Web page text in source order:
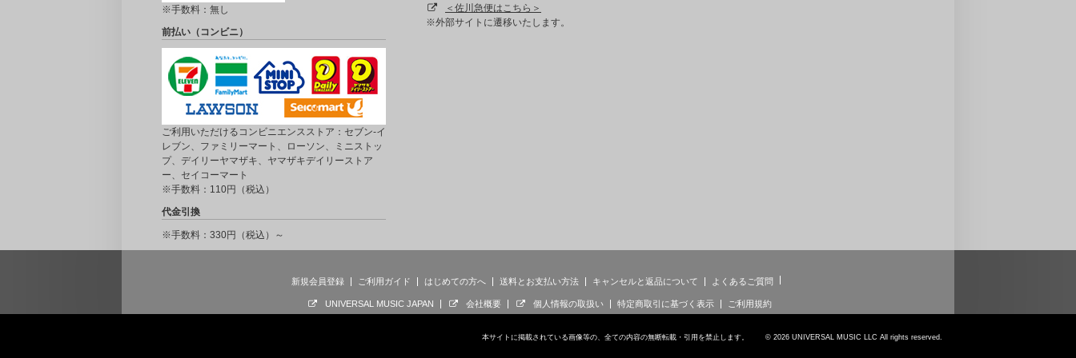
※手数料：無し
前払い（コンビニ）
ご利用いただけるコンビニエンスストア：セブン-イ
レブン、ファミリーマート、ローソン、ミニストッ
プ、デイリーヤマザキ、ヤマザキデイリーストア
ー、セイコーマート
※手数料：110円（税込）
代金引換
※手数料：330円（税込）～
＜佐川急便はこちら＞
※外部サイトに遷移いたします。
新規会員登録 ご利用ガイド はじめての方へ 送料とお支払い方法 キャンセルと返品について よくあるご質問
UNIVERSAL MUSIC JAPAN 会社概要 個人情報の取扱い 特定商取引に基づく表示 ご利用規約
本サイトに掲載されている画像等の、全ての内容の無断転載・引用を禁止します。 © 2026 UNIVERSAL MUSIC LLC All rights reserved.